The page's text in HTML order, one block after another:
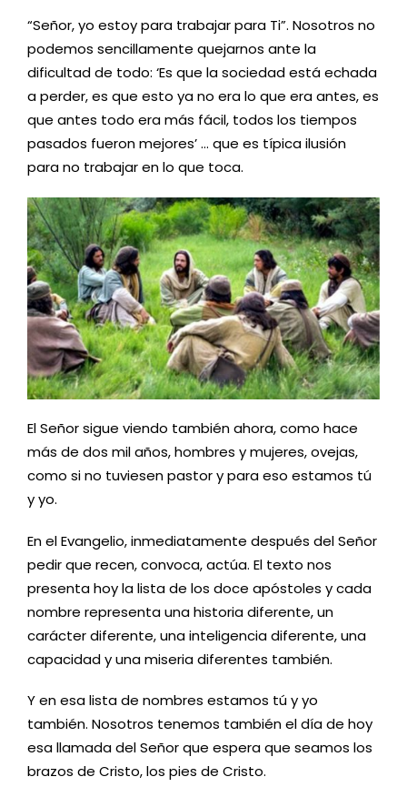
“Señor, yo estoy para trabajar para Ti”. Nosotros no
podemos sencillamente quejarnos ante la
dificultad de todo: ‘Es que la sociedad está echada
a perder, es que esto ya no era lo que era antes, es
que antes todo era más fácil, todos los tiempos
pasados fueron mejores’ … que es típica ilusión
para no trabajar en lo que toca.
El Señor sigue viendo también ahora, como hace
más de dos mil años, hombres y mujeres, ovejas,
como si no tuviesen pastor y para eso estamos tú
y yo.
En el Evangelio, inmediatamente después del Señor
pedir que recen, convoca, actúa. El texto nos
presenta hoy la lista de los doce apóstoles y cada
nombre representa una historia diferente, un
carácter diferente, una inteligencia diferente, una
capacidad y una miseria diferentes también.
Y en esa lista de nombres estamos tú y yo
también. Nosotros tenemos también el día de hoy
esa llamada del Señor que espera que seamos los
brazos de Cristo, los pies de Cristo.